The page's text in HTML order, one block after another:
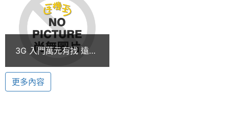
款實用性極佳的多功能手機，具備藍牙、USB 傳輸等
功能之外，本身還內建 22MB 記憶體，而所支援的
MicroSD 記憶卡擴充功能，最高還可支援到 1GB 的容
量。
Amoi A1 功能特色:
析度
副螢幕材
OLED
主螢幕色
彩
26 萬色
3G 入門萬元有找 遠傳
更多內容